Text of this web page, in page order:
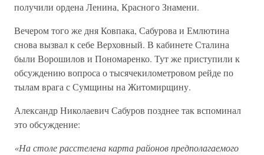
получили ордена Ленина, Красного Знамени.
Вечером того же дня Ковпака, Сабурова и Емлютина
снова вызвал к себе Верховный. В кабинете Сталина
были Ворошилов и Пономаренко. Тут же приступили к
обсуждению вопроса о тысячекилометровом рейде по
тылам врага с Сумщины на Житомирщину.
Александр Николаевич Сабуров позднее так вспоминал
это обсуждение:
«На столе расстелена карта районов предполагаемого